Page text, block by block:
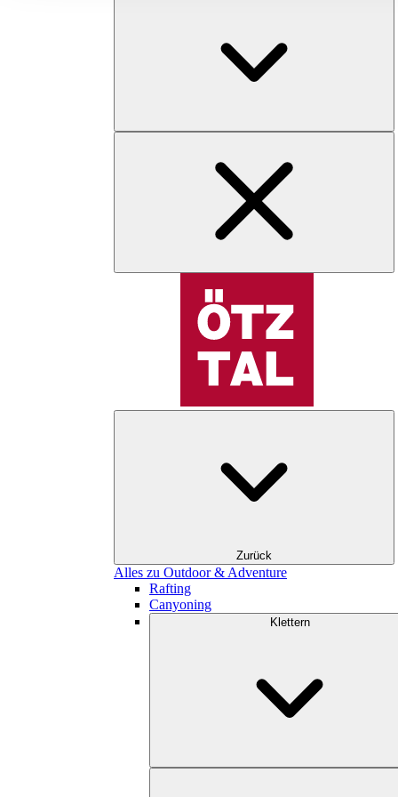
Zurück
Alles zu Outdoor & Adventure
Rafting
Canyoning
Klettern